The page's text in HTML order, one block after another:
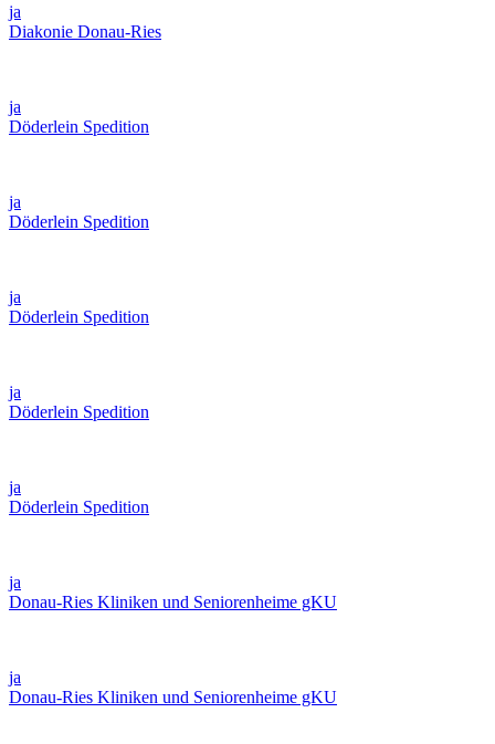
ja
Diakonie Donau-Ries
ja
Döderlein Spedition
ja
Döderlein Spedition
ja
Döderlein Spedition
ja
Döderlein Spedition
ja
Döderlein Spedition
ja
Donau-Ries Kliniken und Seniorenheime gKU
ja
Donau-Ries Kliniken und Seniorenheime gKU